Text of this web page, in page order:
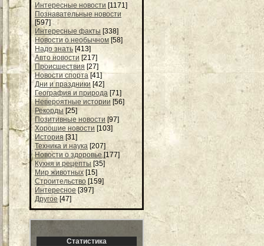
Интересные новости [1171]
Познавательные новости
[597]
Интересные факты [338]
Новости о необычном [58]
Надо знать [413]
Авто новости [217]
Происшествия [27]
Новости спорта [41]
Дни и праздники [42]
География и природа [71]
Невероятные истории [56]
Рекорды [25]
Позитивные новости [97]
Хорошие новости [103]
История [31]
Техника и наука [207]
Новости о здоровье [177]
Кухня и рецепты [35]
Мир животных [15]
Строительство [159]
Интересное [397]
Другое [47]
Статистика